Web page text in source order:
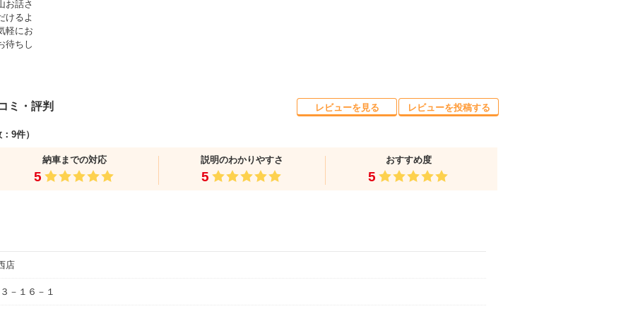
お話さ
けるよ
軽にお
待ちし
ミ・評判
9件）
納車までの対応
5
説明のわかりやすさ
5
おすすめ度
5
レビューを見る レビューを投稿する
店
－１６－１